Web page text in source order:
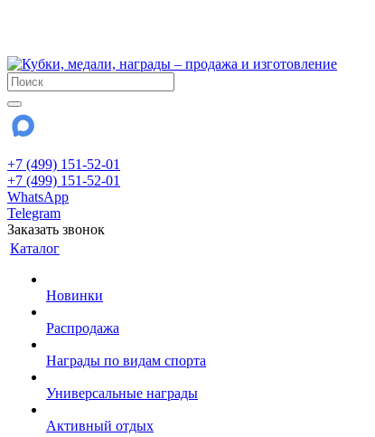
+7 (499) 151-52-01
+7 (499) 151-52-01
WhatsApp
Telegram
Заказать звонок
Каталог
Новинки
Распродажа
Награды по видам спорта
Универсальные награды
Активный отдых